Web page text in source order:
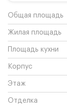
Общая площадь
Жилая площадь
Площадь кухни
Корпус
Этаж
Отделка